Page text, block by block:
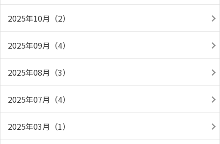
2025年10月（2）
2025年09月（4）
2025年08月（3）
2025年07月（4）
2025年03月（1）